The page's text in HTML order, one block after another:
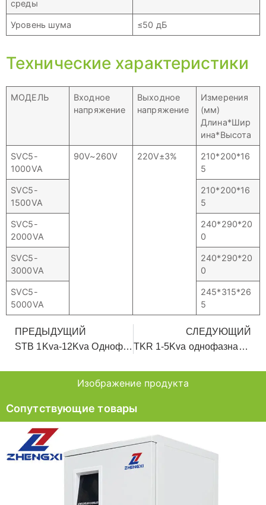
Изображение продукта
среды
Уровень шума ≤50 дБ
Технические характеристики
МОДЕЛЬ
Входное
напряжение
Выходное
напряжение
Измерения
(мм)
Длина*Шир
ина*Высота
SVC5-
1000VA
90V~260V 220V±3%
210*200*16
5
SVC5-
1500VA
210*200*16
5
SVC5-
2000VA
240*290*20
0
SVC5-
3000VA
240*290*20
0
SVC5-
5000VA
245*315*26
5
ПРЕДЫДУЩИЙ
STB 1Kva-12Kva Однофазный сервопривод настенного крепления Avr для низкого напряжения
СЛЕДУЮЩИЙ
TKR 1-5Kva однофазная мощность релейного типа Ac стабилизатор напряжения для дома
Сопутствующие товары